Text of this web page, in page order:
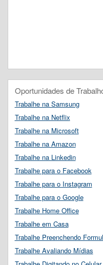
Oportunidades de
Trabalhe na Samsung
Trabalhe na Netflix
Trabalhe na Microsoft
Trabalhe na Amazon
Trabalhe na Linkedin
Trabalhe para o Facebook
Trabalhe para o Instagram
Trabalhe para o Google
Trabalhe Home Office
Trabalhe em Casa
Trabalhe Preenchendo
Trabalhe Avaliando Mídias